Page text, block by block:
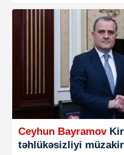
Ceyhun Bayramov
təhlükəsizliyi